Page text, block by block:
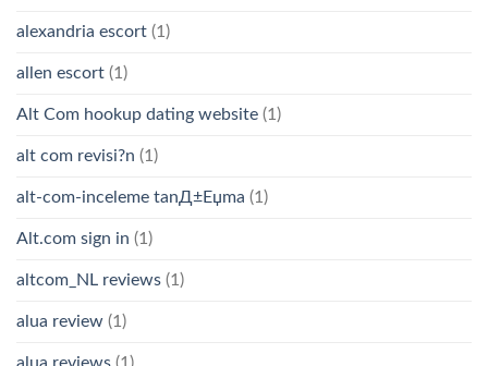
alexandria escort (1)
allen escort (1)
Alt Com hookup dating website (1)
alt com revisi?n (1)
alt-com-inceleme tanД±Еџma (1)
Alt.com sign in (1)
altcom_NL reviews (1)
alua review (1)
alua reviews (1)